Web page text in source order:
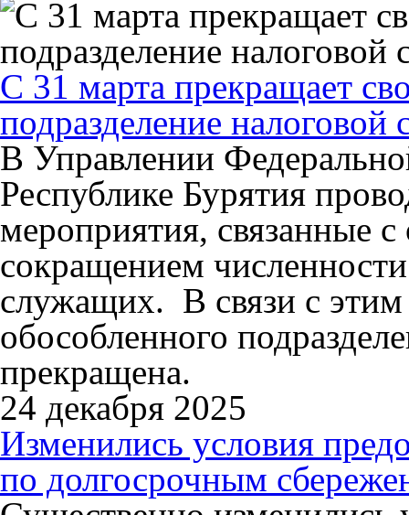
С 31 марта прекращает
подразделение
В Управлении
Республике Бурятия
мероприятия, связанные
сокращением
служащих. В связи с этим
обособленного
прекращена.
24 декабря 2025
Изменились условия
по долгосрочным